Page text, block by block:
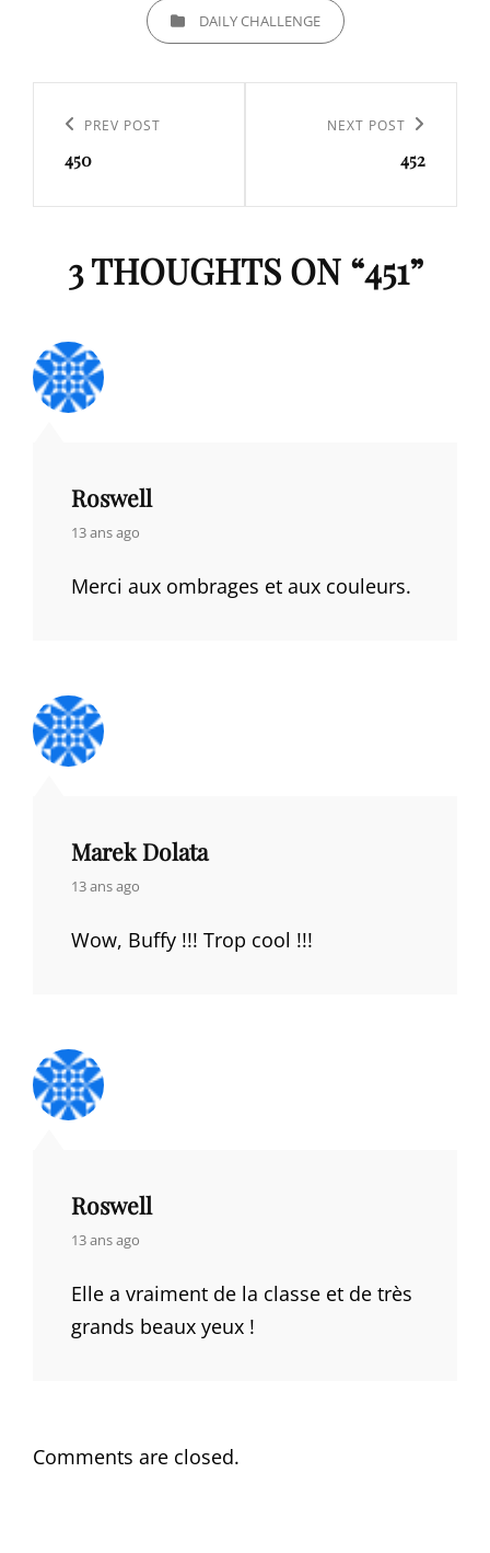
CATEGORIESDAILY CHALLENGE
l’article
Previous
Post
PREV POST
450
NEXT POST
452
3 THOUGHTS ON “451”
Roswell
says:
13 ans ago
Merci aux ombrages et aux couleurs.
Marek Dolata
says:
13 ans ago
Wow, Buffy !!! Trop cool !!!
Roswell
says:
13 ans ago
Elle a vraiment de la classe et de très
grands beaux yeux !
Comments are closed.